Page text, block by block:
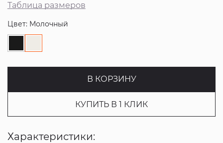
Таблица размеров
Цвет: Молочный
В КОРЗИНУ
КУПИТЬ В 1 КЛИК
Характеристики: